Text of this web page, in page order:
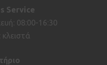
Service
08:00-16:30